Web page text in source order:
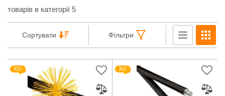
товарів в категорії 5
Сортувати Фільтри
Хіт Хіт